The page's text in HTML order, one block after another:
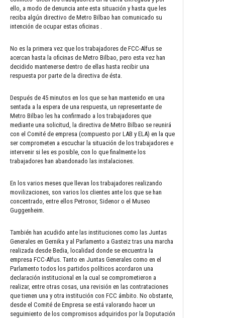
ello, a modo de denuncia ante esta situación y hasta que les
reciba algún directivo de Metro Bilbao han comunicado su
intención de ocupar estas oficinas .
No es la primera vez que los trabajadores de FCC-Alfus se
acercan hasta la oficinas de Metro Bilbao, pero esta vez han
decidido mantenerse dentro de ellas hasta recibir una
respuesta por parte de la directiva de ésta.
Después de 45 minutos en los que se han mantenido en una
sentada a la espera de una respuesta, un representante de
Metro Bilbao les ha confirmado a los trabajadores que
mediante una solicitud, la directiva de Metro Bilbao se reunirá
con el Comité de empresa (compuesto por LAB y ELA) en la que
ser comprometen a escuchar la situación de los trabajadores e
intervenir si les es posible, con lo que finalmente los
trabajadores han abandonado las instalaciones.
En los varios meses que llevan los trabajadores realizando
movilizaciones, son varios los clientes ante los que se han
concentrado, entre ellos Petronor, Sidenor o el Museo
Guggenheim.
También han acudido ante las instituciones como las Juntas
Generales en Gernika y al Parlamento a Gasteiz tras una marcha
realizada desde Bedia, localidad donde se encuentra la
empresa FCC-Alfus. Tanto en Juntas Generales como en el
Parlamento todos los partidos políticos acordaron una
declaración institucional en la cual se comprometieron a
realizar, entre otras cosas, una revisión en las contrataciones
que tienen una y otra institución con FCC ámbito. No obstante,
desde el Comité de Empresa se está valorando hacer un
seguimiento de los compromisos adquiridos por la Doputación